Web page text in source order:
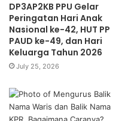
DP3AP2KB PPU Gelar
Peringatan Hari Anak
Nasional ke-42, HUT PP
PAUD ke-49, dan Hari
Keluarga Tahun 2026
July 25, 2026